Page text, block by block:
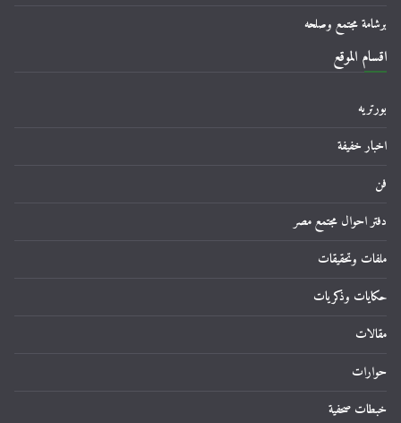
برشامة مجتمع وصلحه
اقسام الموقع
بورتريه
اخبار خفيفة
فن
دفتر احوال مجتمع مصر
ملفات وتحقيقات
حكايات وذكريات
مقالات
حوارات
خبطات صحفية